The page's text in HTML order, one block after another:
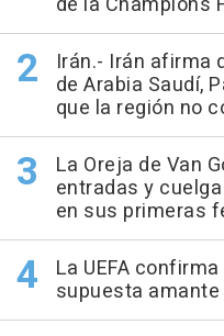
Irán.- Irán afirma
de Arabia Saudí,
que la región no
La Oreja de Van
entradas y
en sus primeras
La UEFA
supuesta